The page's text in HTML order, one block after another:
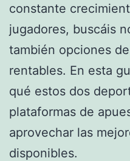
constante
jugadores, buscáis
también opciones
rentables. En esta
qué estos dos
plataformas de
aprovechar las
disponibles.